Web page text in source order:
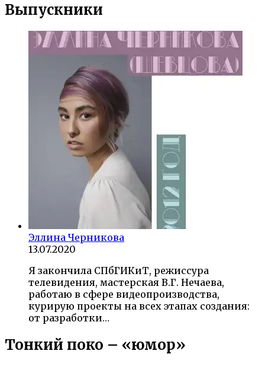
Выпускники
Эллина Черникова
13.07.2020
Я закончила СПбГИКиТ, режиссура
телевидения, мастерская В.Г. Нечаева,
работаю в сфере видеопроизводства,
курирую проекты на всех этапах создания:
от разработки…
Тонкий поко – «юмор»